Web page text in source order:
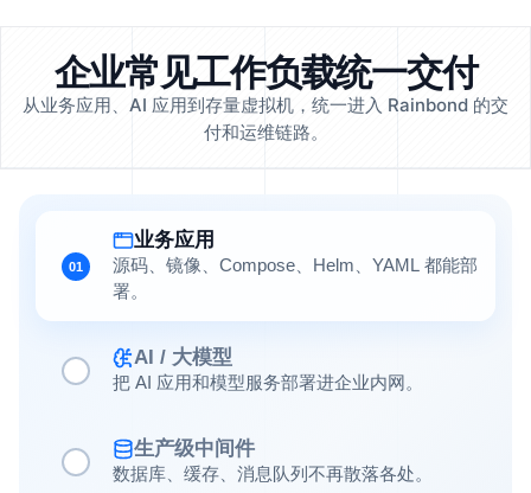
企业常见工作负载统一交付
从业务应用、AI 应用到存量虚拟机，统一进入 Rainbond 的交
付和运维链路。
01
业务应用
源码、镜像、Compose、Helm、YAML 都能部
署。
AI / 大模型
把 AI 应用和模型服务部署进企业内网。
生产级中间件
数据库、缓存、消息队列不再散落各处。